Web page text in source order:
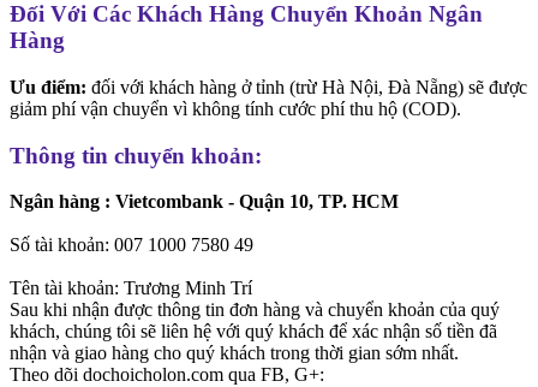
Đối Với Các Khách Hàng Chuyển Khoản Ngân
Hàng
Ưu điểm: đối với khách hàng ở tỉnh (trừ Hà Nội, Đà Nẵng) sẽ được
giảm phí vận chuyển vì không tính cước phí thu hộ (COD).
Thông tin chuyển khoản:
Ngân hàng : Vietcombank - Quận 10, TP. HCM
Số tài khoản: 007 1000 7580 49
Tên tài khoản: Trương Minh Trí
Sau khi nhận được thông tin đơn hàng và chuyển khoản của quý
khách, chúng tôi sẽ liên hệ với quý khách để xác nhận số tiền đã
nhận và giao hàng cho quý khách trong thời gian sớm nhất.
Theo dõi dochoicholon.com qua FB, G+: